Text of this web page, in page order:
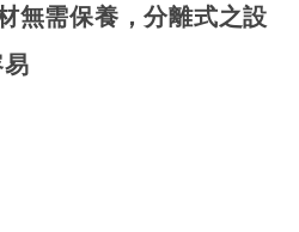
無需保養，分離式之設